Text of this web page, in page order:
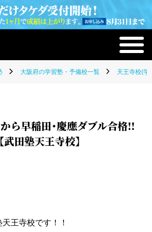
大阪府の学習塾・予備校一覧 天王寺校(学
ら早稲田・慶應ダブル合格!!
武田塾天王寺校】
王寺校です！！